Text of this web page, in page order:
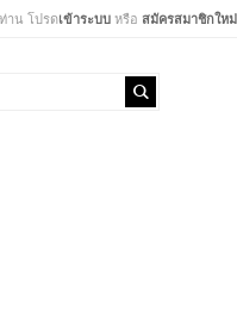
าน โปรดเข้าระบบ หรือ สมัครสมาชิกใหม่